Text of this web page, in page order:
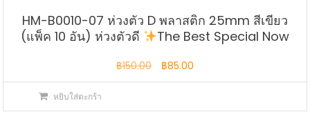
HM-B0010-07 ห่วงตัว D พลาสติก 25mm สีเขียว
(แพ็ค 10 อัน) ห่วงตัวดี
The Best Special Now
฿150.00
Original
price
฿85.00
price
หยิบใส่ตะกร้า